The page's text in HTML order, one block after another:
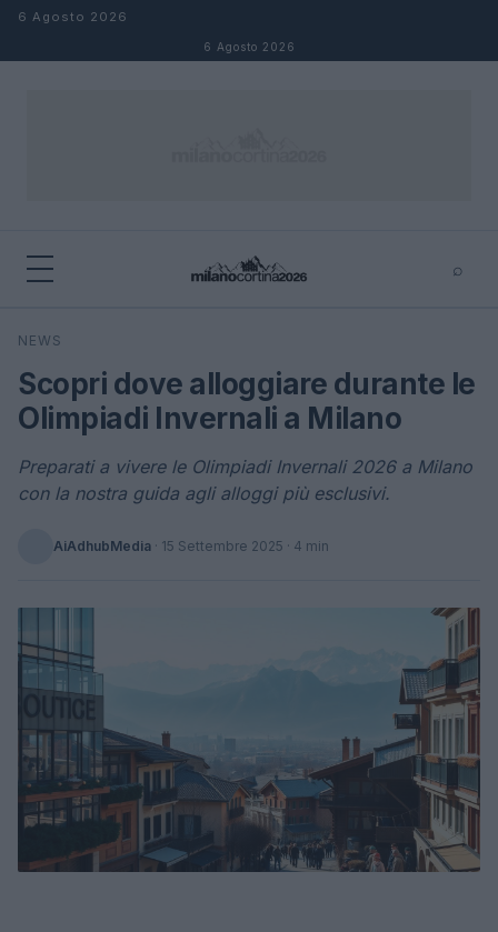
Salta al contenuto
6 Agosto 2026
6 Agosto 2026
⌕
Cerca
NEWS
Scopri dove alloggiare durante le
Olimpiadi Invernali a Milano
Preparati a vivere le Olimpiadi Invernali 2026 a Milano
con la nostra guida agli alloggi più esclusivi.
AiAdhubMedia · 15 Settembre 2025 · 4 min